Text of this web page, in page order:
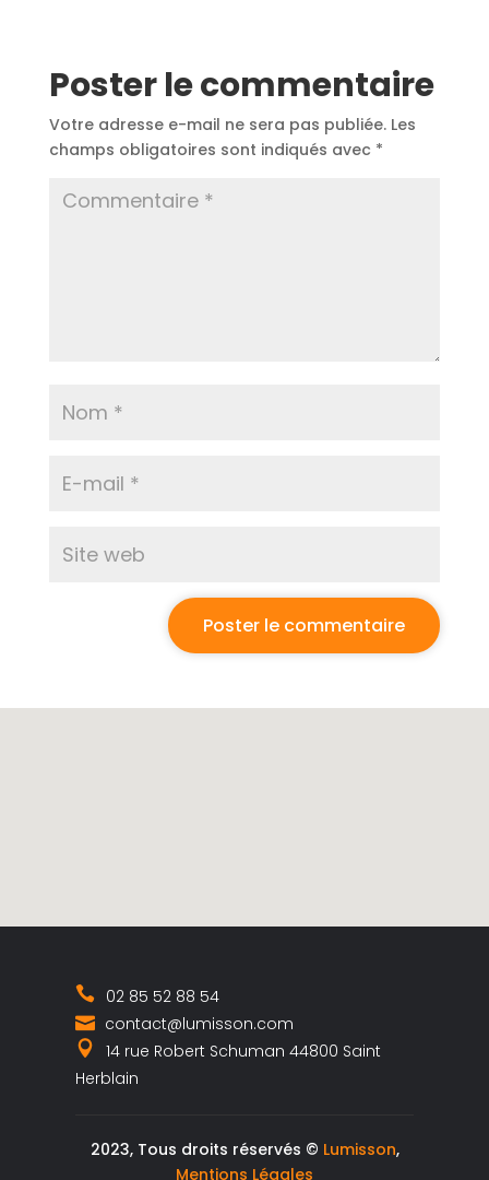
Poster le commentaire
Votre adresse e-mail ne sera pas publiée. Les
champs obligatoires sont indiqués avec *
02 85 52 88 54
contact@lumisson.com
14 rue Robert Schuman 44800 Saint
Herblain
2023, Tous droits réservés © Lumisson,
Mentions Légales